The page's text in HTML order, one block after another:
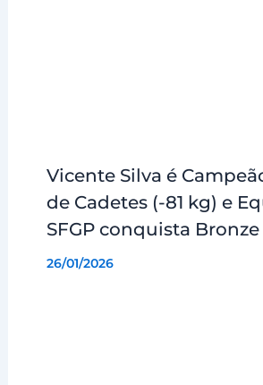
Vicente Silva é
de Cadetes (-81 kg) e
SFGP conquista Bronze
26/01/2026